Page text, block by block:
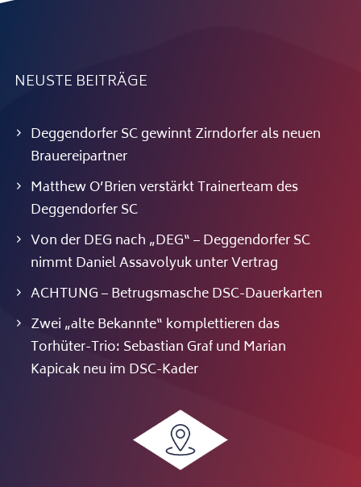
NEUSTE BEITRÄGE
Deggendorfer SC gewinnt Zirndorfer als neuen
Brauereipartner
Matthew O’Brien verstärkt Trainerteam des
Deggendorfer SC
Von der DEG nach „DEG“ – Deggendorfer SC
nimmt Daniel Assavolyuk unter Vertrag
ACHTUNG – Betrugsmasche DSC-Dauerkarten
Zwei „alte Bekannte“ komplettieren das
Torhüter-Trio: Sebastian Graf und Marian
Kapicak neu im DSC-Kader